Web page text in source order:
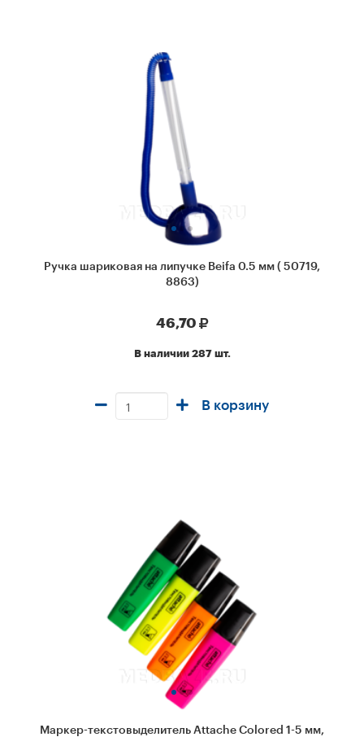
Ручка шариковая на липучке Beifa 0.5 мм ( 50719,
8863)
46,70
В наличии 287 шт.
В корзину
Маркер-текстовыделитель Attache Colored 1-5 мм,